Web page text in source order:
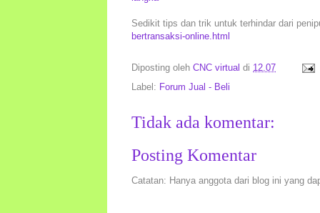
Sedikit tips dan trik untuk terhindar dari
bertransaksi-online.html
Diposting oleh CNC virtual di 12.07
Label: Forum Jual - Beli
Tidak ada komentar:
Posting Komentar
Catatan: Hanya anggota dari blog ini yang